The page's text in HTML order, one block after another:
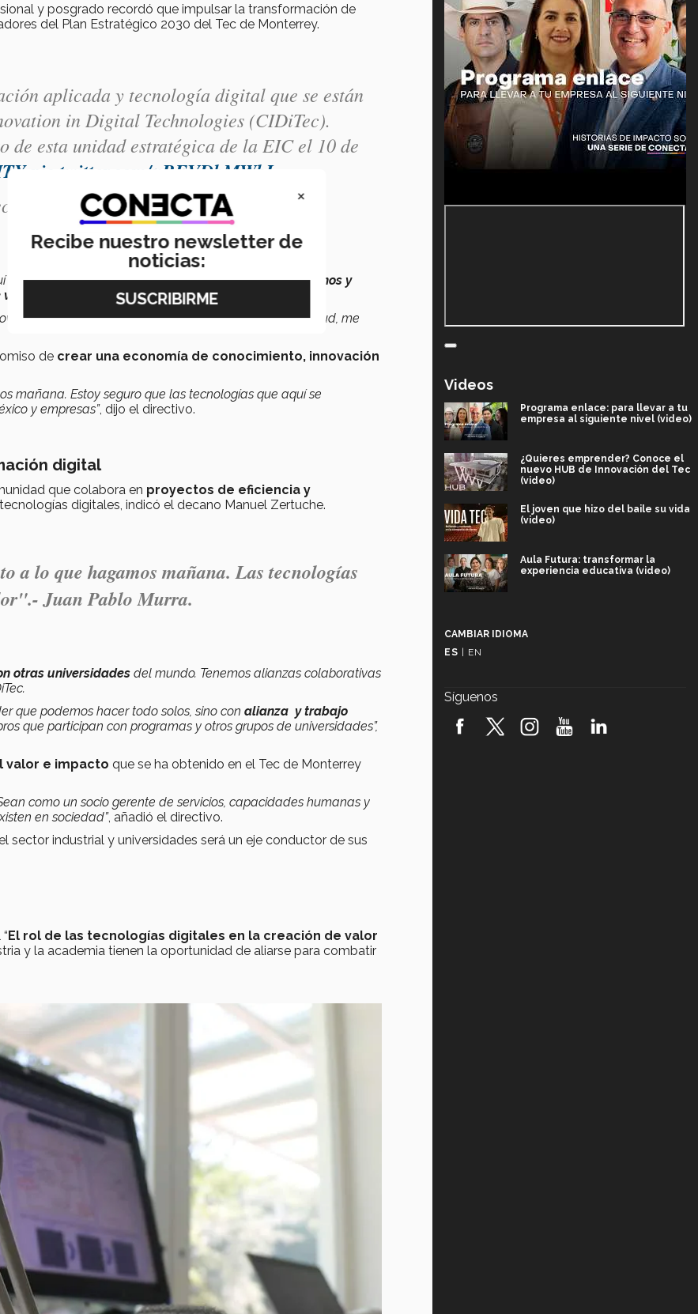
y posgrado recordó que impulsar la transformación de
del Plan Estratégico 2030 del Tec de Monterrey.
aplicada y tecnología digital que se están
in Digital Technologies (CIDiTec).
de esta unidad estratégica de la EIC el 10 de
pic.twitter.com/uRFVDbMWbL
(@IngenieriasTec)August 8, 2022
producimos, nos movemos yla manera en que diseñamos y
en tiempo, movilidad y energía.
de estas tecnologías, igual en tema de salud, me
de crear una economía de conocimiento, innovación
mañana. Estoy seguro que las tecnologías que aquí se
y empresas”, dijo el directivo.
digital
que colabora en proyectos de eficiencia y
digitales, indicó el decano Manuel Zertuche.
a lo que hagamos mañana. Las tecnologías
Juan Pablo Murra.
otras universidades del mundo. Tenemos alianzas colaborativas
que podemos hacer todo solos, sino con alianza y trabajo
que participan con programas y otros grupos de universidades”,
valor e impacto que se ha obtenido en el Tec de Monterrey
como un socio gerente de servicios, capacidades humanas y
en sociedad”, añadió el directivo.
sector industrial y universidades será un eje conductor de sus
El rol de las tecnologías digitales en la creación de valor
y la academia tienen la oportunidad de aliarse para combatir
Videos
Programa enlace: para llevar a tu
empresa al siguiente nivel (video)
¿Quieres emprender? Conoce el
nuevo HUB de Innovación del Tec
(video)
El joven que hizo del baile su vida
(video)
Aula Futura: transformar la
experiencia educativa (video)
robótica FIRST 2026! (video)
CAMBIAR IDIOMA
ES | EN
Síguenos
×
Recibe nuestro newsletter de
noticias: